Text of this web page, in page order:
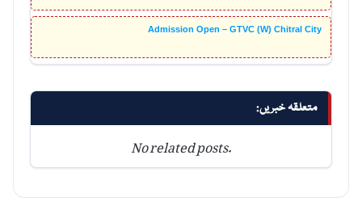
Admission Open – GTVC (W) Chitral City
متعلقہ خبریں:
No related posts.